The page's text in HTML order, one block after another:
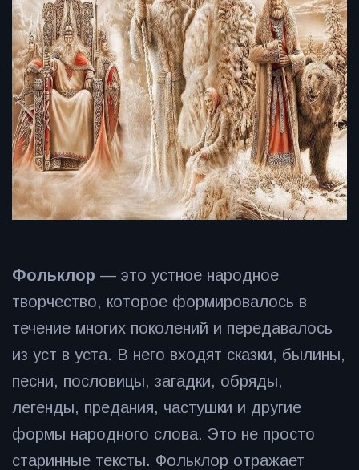
Фольклор — это устное народное
творчество, которое формировалось в
течение многих поколений и передавалось
из уст в уста. В него входят сказки, былины,
песни, пословицы, загадки, обряды,
легенды, предания, частушки и другие
формы народного слова. Это не просто
старинные тексты. Фольклор отражает